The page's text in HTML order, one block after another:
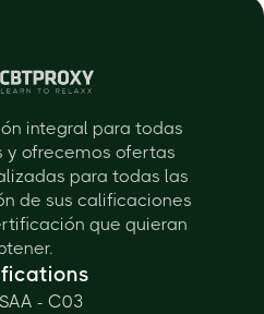
integral para todas
y ofrecemos ofertas
para todas las
de sus calificaciones
que quieran
- C03